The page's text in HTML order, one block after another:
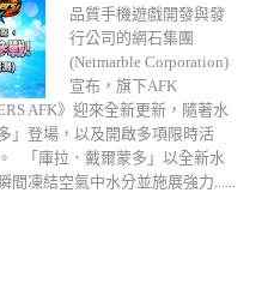
品質手機遊戲開發與發
行公司的網石集團
(Netmarble Corporation)
宣布，旗下AFK
AFK》迎來全新更新，隨著水
」登場，以及開啟多項限時活
「庫拉．戴爾蒙多」以全新水
間凍結空氣中水分並施展強力......